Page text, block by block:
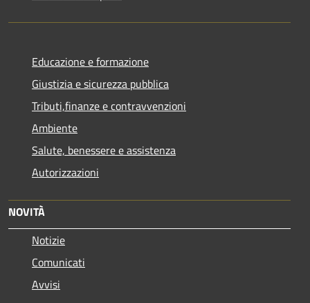
Educazione e formazione
Giustizia e sicurezza pubblica
Tributi,finanze e contravvenzioni
Ambiente
Salute, benessere e assistenza
Autorizzazioni
NOVITÀ
Notizie
Comunicati
Avvisi